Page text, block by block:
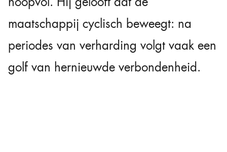
maatschappij cyclisch beweegt: na
periodes van verharding volgt vaak een
golf van hernieuwde verbondenheid.